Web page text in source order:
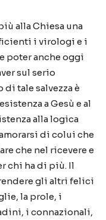
alla Chiesa una
i virologi e i
poter anche oggi
sul serio
tale salvezza è
a Gesù e al
alla logica
di colui che
che nel ricevere e
chi ha di più. Il
gli altri felici
la prole, i
i connazionali,